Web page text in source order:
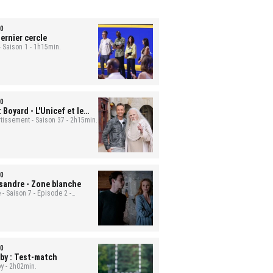
cercle
Saison 1 - 1h15min.
Boyard - L'Unicef et le
- Saison 37 - 2h15min.
- Zone blanche
- Saison 7 - Épisode 2 -
: Test-match
- 2h02min.